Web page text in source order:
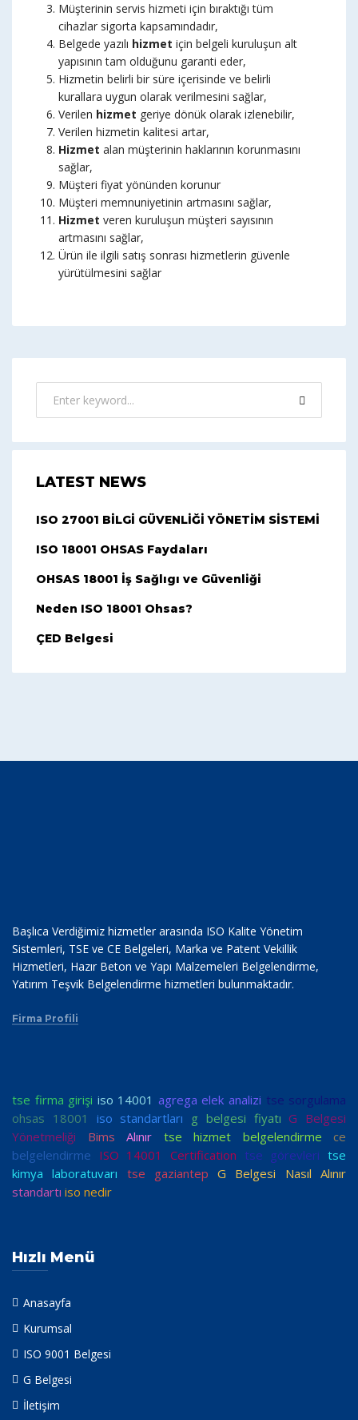
Müşterinin servis hizmeti için bıraktığı tüm
cihazlar sigorta kapsamındadır,
Belgede yazılı hizmet için belgeli kuruluşun alt
yapısının tam olduğunu garanti eder,
Hizmetin belirli bir süre içerisinde ve belirli
kurallara uygun olarak verilmesini sağlar,
Verilen hizmet geriye dönük olarak izlenebilir,
Verilen hizmetin kalitesi artar,
Hizmet alan müşterinin haklarının korunmasını
sağlar,
Müşteri fiyat yönünden korunur
Müşteri memnuniyetinin artmasını sağlar,
Hizmet veren kuruluşun müşteri sayısının
artmasını sağlar,
Ürün ile ilgili satış sonrası hizmetlerin güvenle
yürütülmesini sağlar
LATEST NEWS
ISO 27001 BİLGİ GÜVENLİĞİ YÖNETİM SİSTEMİ
ISO 18001 OHSAS Faydaları
OHSAS 18001 İş Sağlıgı ve Güvenliği
Neden ISO 18001 Ohsas?
ÇED Belgesi
Başlıca Verdiğimiz hizmetler arasında ISO Kalite Yönetim
Sistemleri, TSE ve CE Belgeleri, Marka ve Patent Vekillik
Hizmetleri, Hazır Beton ve Yapı Malzemeleri Belgelendirme,
Yatırım Teşvik Belgelendirme hizmetleri bulunmaktadır.
Firma Profili
tse firma girişi iso 14001 agrega elek analizi tse sorgulama
ohsas 18001
iso standartları g belgesi fiyatı G Belgesi
Yönetmeliği
Bims Alınır tse hizmet belgelendirme
ce
belgelendirme ISO 14001 Certification tse görevleri tse
kimya laboratuvarı
tse gaziantep
G Belgesi Nasıl Alınır
standartı iso nedir
Hızlı Menü
Anasayfa
Kurumsal
ISO 9001 Belgesi
G Belgesi
İletişim